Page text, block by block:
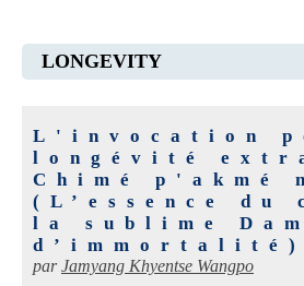
LONGEVITY
L'invocation
longévité
Chimé p'akmé
(L’essence du
la sublime
d’immortalité)
parJamyang Khyentse Wangpo